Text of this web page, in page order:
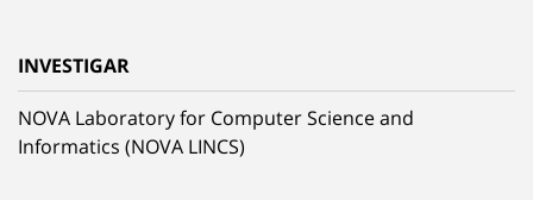
INVESTIGAR
NOVA Laboratory for Computer Science and
Informatics (NOVA LINCS)